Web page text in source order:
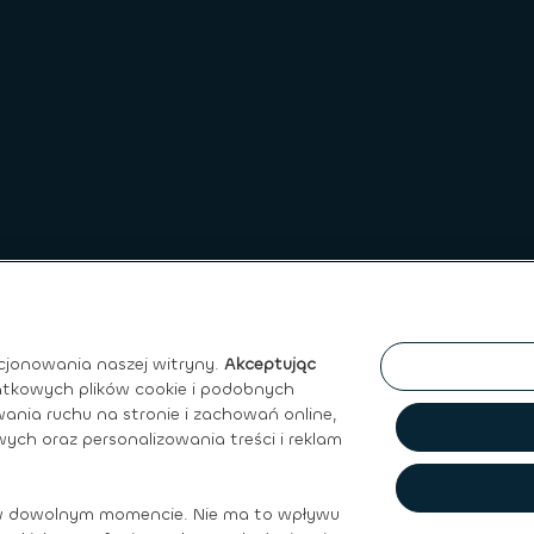
Prawo do ochrony Danych
naszej witryny. Akceptując
plików cookie i podobnych
ruchu na stronie i zachowań online,
oraz personalizowania treści i reklam
momencie. Nie ma to wpływu